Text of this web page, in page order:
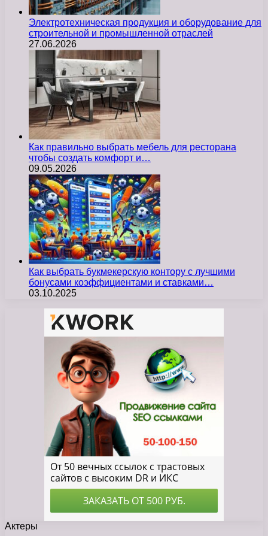
Электротехническая продукция и оборудование для
строительной и промышленной отраслей
27.06.2026
Как правильно выбрать мебель для ресторана
чтобы создать комфорт и…
09.05.2026
Как выбрать букмекерскую контору с лучшими
бонусами коэффициентами и ставками…
03.10.2025
Актеры